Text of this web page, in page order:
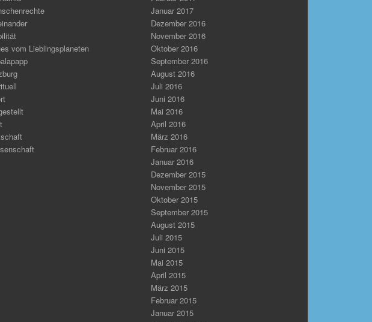
vom Lieblingsplaneten
Januar 2017
Dezember 2016
November 2016
Oktober 2016
September 2016
August 2016
Juli 2016
Juni 2016
Mai 2016
April 2016
März 2016
Februar 2016
Januar 2016
Dezember 2015
November 2015
Oktober 2015
September 2015
August 2015
Juli 2015
Juni 2015
Mai 2015
April 2015
März 2015
Februar 2015
Januar 2015